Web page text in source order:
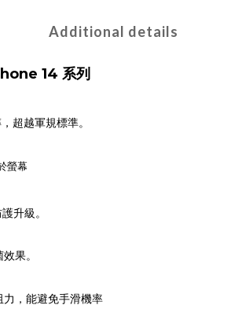
Additional details
14 系列
超越軍規標準。
螢幕
升級。
果。
，能避免手滑機率